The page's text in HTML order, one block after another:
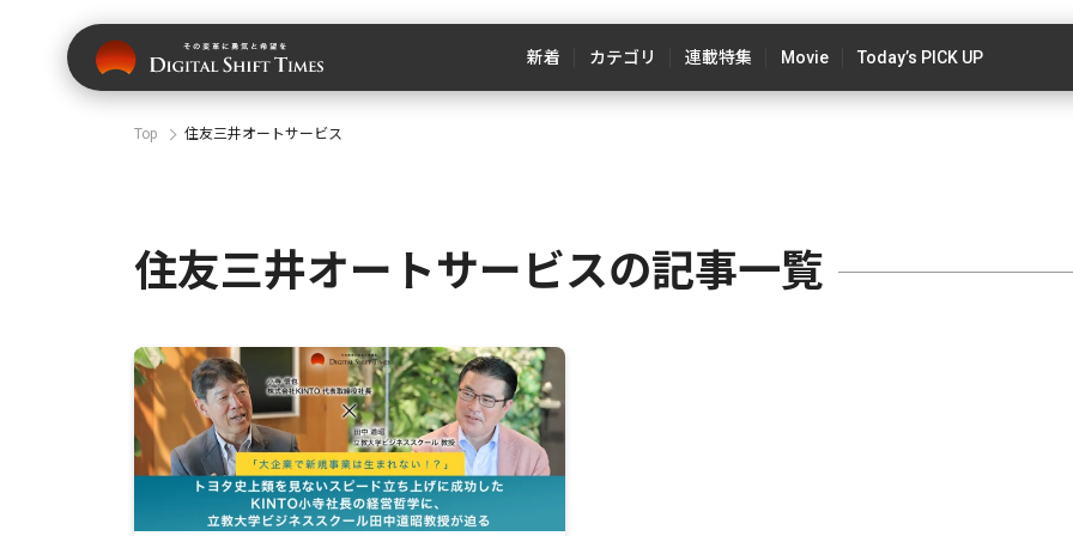
新着 カテゴリ 連載特集 Movie Today’s PICK UP
Top 住友三井オートサービス
住友三井オートサービスの記事一覧